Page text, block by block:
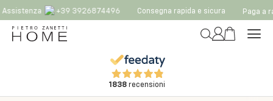
+39 3926874496 Consegna rapida e sicura Paga a
1838recensioni